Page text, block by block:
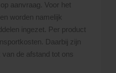
aanvraag. Voor het
worden namelijk
ingezet. Per product
Daarbij zijn
de afstand tot ons